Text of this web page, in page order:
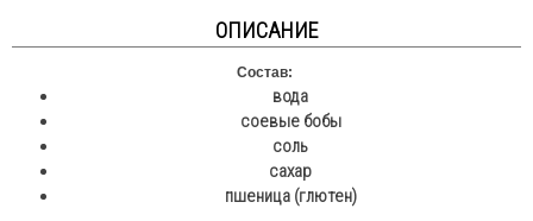
ОПИСАНИЕ
Состав:
вода
соевые бобы
соль
сахар
пшеница (глютен)